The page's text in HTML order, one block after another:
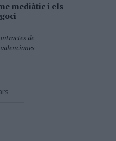
mediàtic i els
de